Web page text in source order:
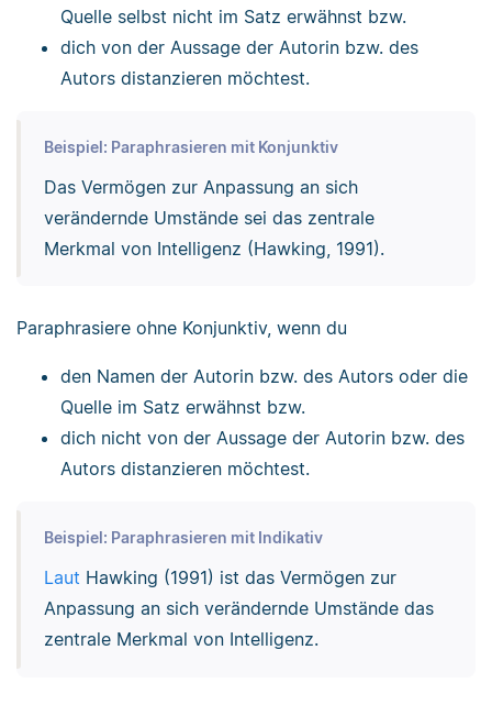
Quelle selbst nicht im Satz erwähnst bzw.
dich von der Aussage der Autorin bzw. des
Autors distanzieren möchtest.
Beispiel: Paraphrasieren mit Konjunktiv
Das Vermögen zur Anpassung an sich
verändernde Umstände sei das zentrale
Merkmal von Intelligenz (Hawking, 1991).
Paraphrasiere ohne Konjunktiv, wenn du
den Namen der Autorin bzw. des Autors oder die
Quelle im Satz erwähnst bzw.
dich nicht von der Aussage der Autorin bzw. des
Autors distanzieren möchtest.
Beispiel: Paraphrasieren mit Indikativ
Laut Hawking (1991) ist das Vermögen zur
Anpassung an sich verändernde Umstände das
zentrale Merkmal von Intelligenz.